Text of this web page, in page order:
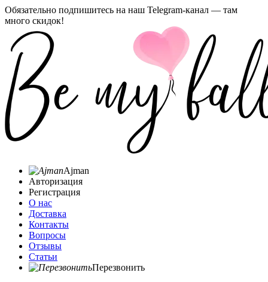
Обязательно подпишитесь на наш Telegram-канал — там
много скидок!
Ajman
Авторизация
Регистрация
О нас
Доставка
Контакты
Вопросы
Отзывы
Статьи
Перезвонить